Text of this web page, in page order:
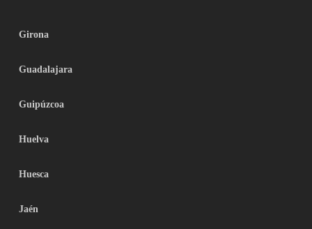
Girona
Guadalajara
Guipúzcoa
Huelva
Huesca
Jaén